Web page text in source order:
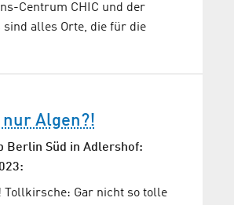
Centrum CHIC und der
sind alles Orte, die für die
nur Algen?!
Berlin Süd in Adlershof:
Tollkirsche: Gar nicht so tolle